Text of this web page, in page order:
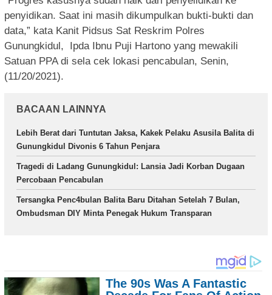
penyidikan. Saat ini masih dikumpulkan bukti-bukti dan
data,” kata Kanit Pidsus Sat Reskrim Polres
Gunungkidul, Ipda Ibnu Puji Hartono yang mewakili
Satuan PPA di sela cek lokasi pencabulan, Senin,
(11/20/2021).
BACAAN LAINNYA
Lebih Berat dari Tuntutan Jaksa, Kakek Pelaku Asusila Balita di
Gunungkidul Divonis 6 Tahun Penjara
Tragedi di Ladang Gunungkidul: Lansia Jadi Korban Dugaan
Percobaan Pencabulan
Tersangka Penc4bulan Balita Baru Ditahan Setelah 7 Bulan,
Ombudsman DIY Minta Penegak Hukum Transparan